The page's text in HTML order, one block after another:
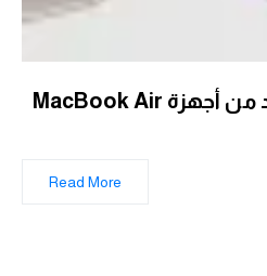
أبل تطلق الجيل الجديد من أجهزة MacBook Air
Read More